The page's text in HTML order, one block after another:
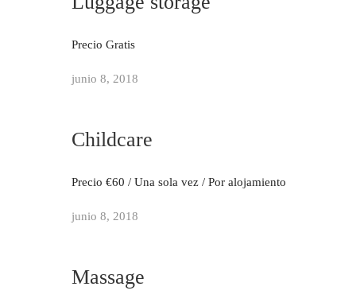
Precio Gratis
junio 8, 2018
Childcare
Precio €60 / Una sola vez / Por alojamiento
junio 8, 2018
Massage